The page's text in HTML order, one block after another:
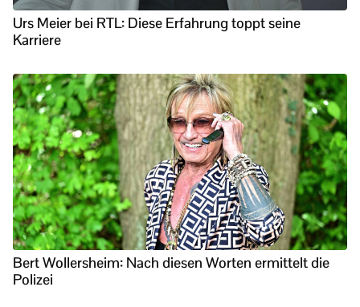
Urs Meier bei RTL: Diese Erfahrung toppt seine
Karriere
Bert Wollersheim: Nach diesen Worten ermittelt die
Polizei